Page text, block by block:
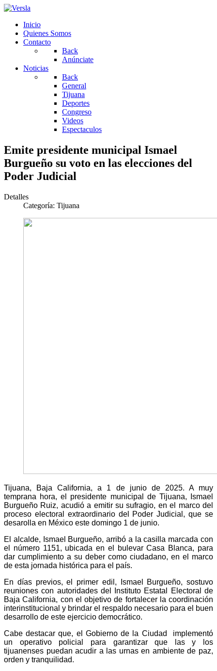
Inicio
Quienes Somos
Contacto
Back
Anúnciate
Noticias
Back
General
Tijuana
Deportes
Congreso
Videos
Espectaculos
Emite presidente municipal Ismael
Burgueño su voto en las elecciones del
Poder Judicial
Detalles
Categoría: Tijuana
Tijuana, Baja California, a 1 de junio de 2025. A muy
temprana hora, el presidente municipal de Tijuana, Ismael
Burgueño Ruiz, acudió a emitir su sufragio, en el marco del
proceso electoral extraordinario del Poder Judicial, que se
desarolla en México este domingo 1 de junio.
El alcalde, Ismael Burgueño, arribó a la casilla marcada con
el número 1151, ubicada en el bulevar Casa Blanca, para
dar cumplimiento a su deber como ciudadano, en el marco
de esta jornada histórica para el país.
En días previos, el primer edil, Ismael Burgueño, sostuvo
reuniones con autoridades del Instituto Estatal Electoral de
Baja California, con el objetivo de fortalecer la coordinación
interinstitucional y brindar el respaldo necesario para el buen
desarrollo de este ejercicio democrático.
Cabe destacar que, el Gobierno de la Ciudad implementó
un operativo policial para garantizar que las y los
tijuanenses puedan acudir a las urnas en ambiente de paz,
orden y tranquilidad.